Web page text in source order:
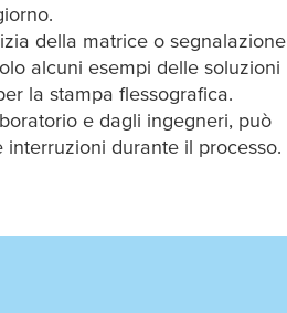
della matrice o segnalazione
alcuni esempi delle soluzioni
la stampa flessografica.
e dagli ingegneri, può
durante il processo.